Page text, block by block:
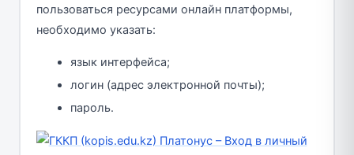
пользоваться ресурсами онлайн платформы,
необходимо указать:
язык интерфейса;
логин (адрес электронной почты);
пароль.